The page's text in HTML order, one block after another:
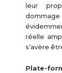
leur
réelle
s’avère
Plate-